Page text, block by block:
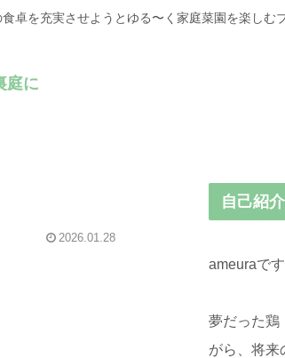
卓を充実させようとゆる〜く家庭菜園を楽しむ
庭に
2026.01.28
自己紹介
ameuraです
夢だった鶏
がら、将来